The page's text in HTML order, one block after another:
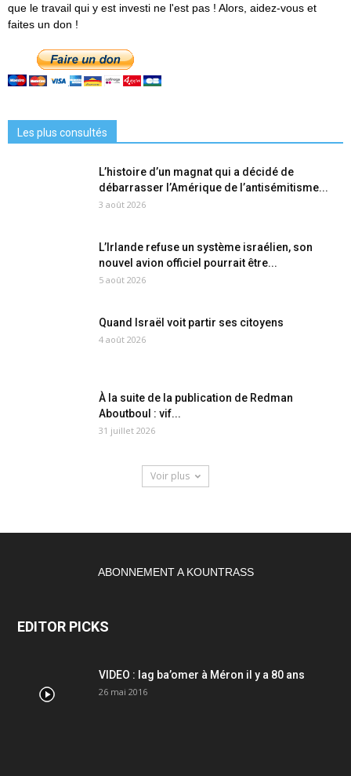
que le travail qui y est investi ne l'est pas ! Alors, aidez-vous et
faites un don !
Les plus consultés
L’histoire d’un magnat qui a décidé de
débarrasser l’Amérique de l’antisémitisme...
3 août 2026
L’Irlande refuse un système israélien, son
nouvel avion officiel pourrait être...
5 août 2026
Quand Israël voit partir ses citoyens
4 août 2026
À la suite de la publication de Redman
Aboutboul : vif...
31 juillet 2026
Voir plus
ABONNEMENT A KOUNTRASS
EDITOR PICKS
VIDEO : lag ba’omer à Méron il y a 80 ans
26 mai 2016